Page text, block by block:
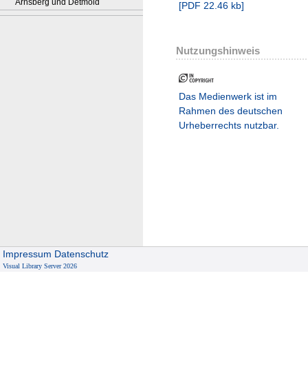
Arnsberg und Detmold
[PDF 22.46 kb]
Nutzungshinweis
Das Medienwerk ist im
Rahmen des deutschen
Urheberrechts nutzbar.
Impressum Datenschutz
Visual Library Server 2026